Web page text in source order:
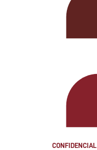
CONFIDENCIAL